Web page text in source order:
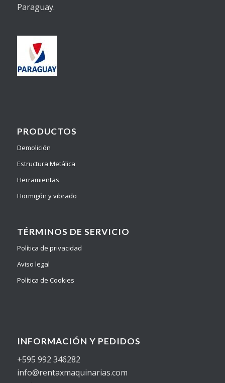
Paraguay.
PRODUCTOS
Demolición
Estructura Metálica
Herramientas
Hormigón y vibrado
TÉRMINOS DE SERVICIO
Política de privacidad
Aviso legal
Política de Cookies
INFORMACIÓN Y PEDIDOS
+595 992 346282
info@rentaxmaquinarias.com